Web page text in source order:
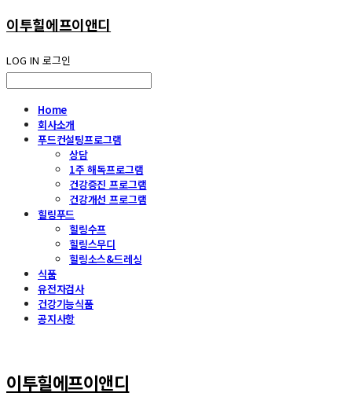
이투힐에프이앤디
LOG IN 로그인
Home
회사소개
푸드컨설팅프로그램
상담
1주 해독프로그램
건강증진 프로그램
건강개선 프로그램
힐링푸드
힐링수프
힐링스무디
힐링소스&드레싱
식품
유전자검사
건강기능식품
공지사항
이투힐에프이앤디